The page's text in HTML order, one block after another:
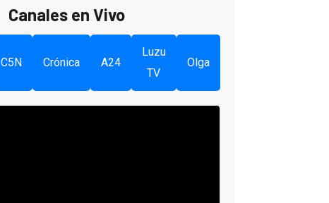
Canales en Vivo
C5N Crónica A24
Luzu
TV
Olga